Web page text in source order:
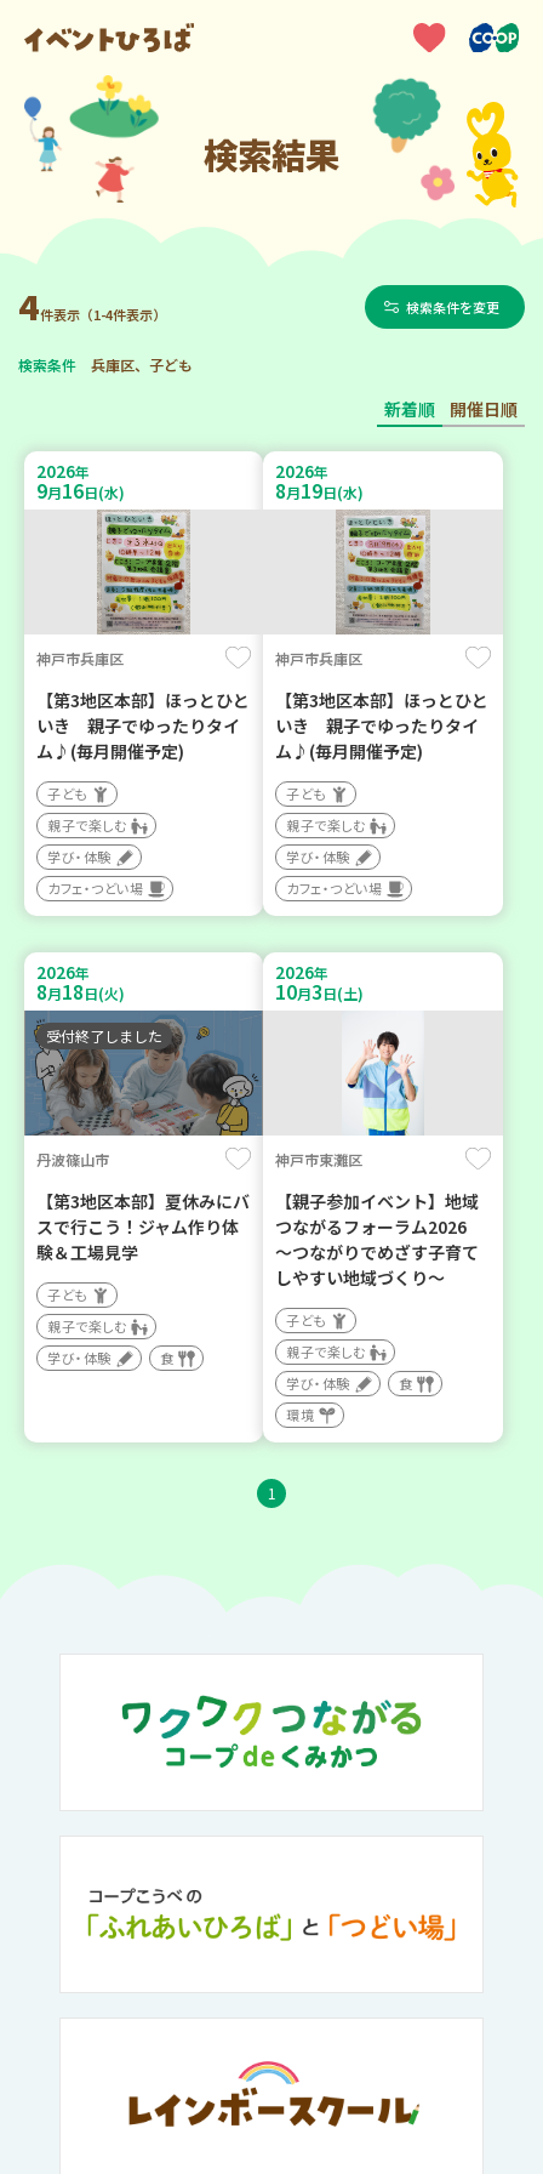
検索結果
4件表示（1-4件表示） 検索条件を変更
検索条件 兵庫区、子ども
新着順 開催日順
2026年
9月16日(水)
神戸市兵庫区
【第3地区本部】ほっとひと
いき 親子でゆったりタイ
ム♪(毎月開催予定)
子ども
親子で楽しむ
学び・体験
カフェ・つどい場
2026年
8月19日(水)
神戸市兵庫区
【第3地区本部】ほっとひと
いき 親子でゆったりタイ
ム♪(毎月開催予定)
子ども
親子で楽しむ
学び・体験
カフェ・つどい場
2026年
8月18日(火)
受付終了しました
丹波篠山市
【第3地区本部】夏休みにバ
スで行こう！ジャム作り体
験＆工場見学
子ども
親子で楽しむ
学び・体験
食
2026年
10月3日(土)
神戸市東灘区
【親子参加イベント】地域
つながるフォーラム2026
～つながりでめざす子育て
しやすい地域づくり～
子ども
親子で楽しむ
学び・体験
食
環境
1